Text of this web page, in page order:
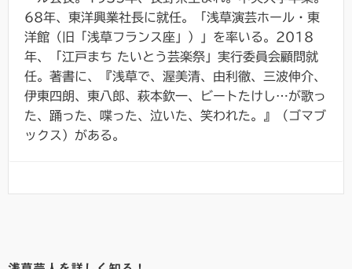
68年、東洋興業社長に就任。「浅草演芸ホール・東
洋館（旧「浅草フランス座」）」を率いる。2018
年、「江戸まち たいとう芸楽祭」実行委員会顧問就
任。著書に、『浅草で、渥美清、由利徹、三波伸介、
伊東四朗、東八郎、萩本欽一、ビートたけし…が歌っ
た、踊った、喋った、泣いた、笑われた。』（ゴマブ
ックス）がある。